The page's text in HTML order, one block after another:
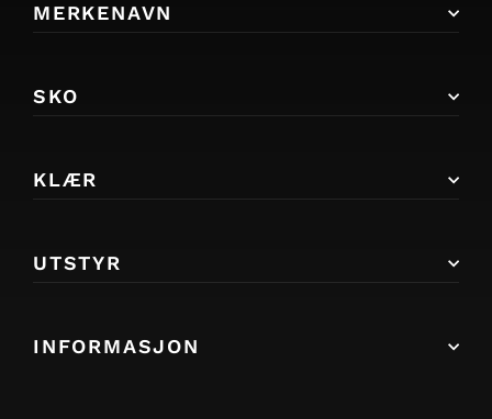
MERKENAVN
SKO
KLÆR
UTSTYR
INFORMASJON